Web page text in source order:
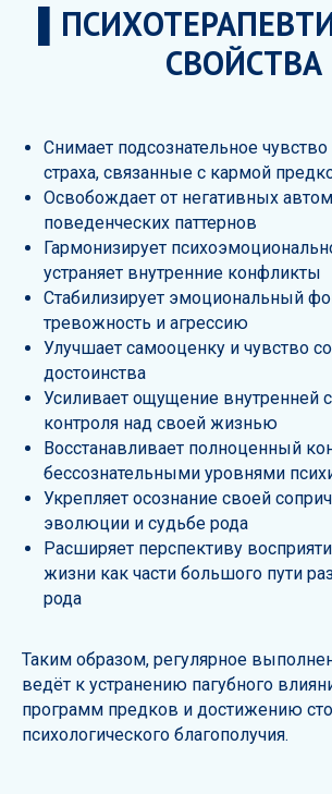
СВОЙСТВА
Снимает подсознательное
страха, связанные с кармой
Освобождает от негативных
поведенческих паттернов
Гармонизирует
устраняет внутренние конфликты
Стабилизирует эмоциональный
тревожность и агрессию
Улучшает самооценку и чувство
достоинства
Усиливает ощущение внутренней
контроля над своей жизнью
Восстанавливает полноценный
бессознательными уровнями
Укрепляет осознание своей
эволюции и судьбе рода
Расширяет перспективу
жизни как части большого пути
рода
Таким образом, регулярное
ведёт к устранению пагубного
программ предков и достижению
психологического благополучия.